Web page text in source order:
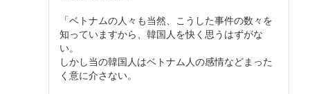
「ベトナムの人々も当然、こうした事件の数々を
知っていますから、韓国人を快く思うはずがな
い。
しかし当の韓国人はベトナム人の感情などまった
く意に介さない。